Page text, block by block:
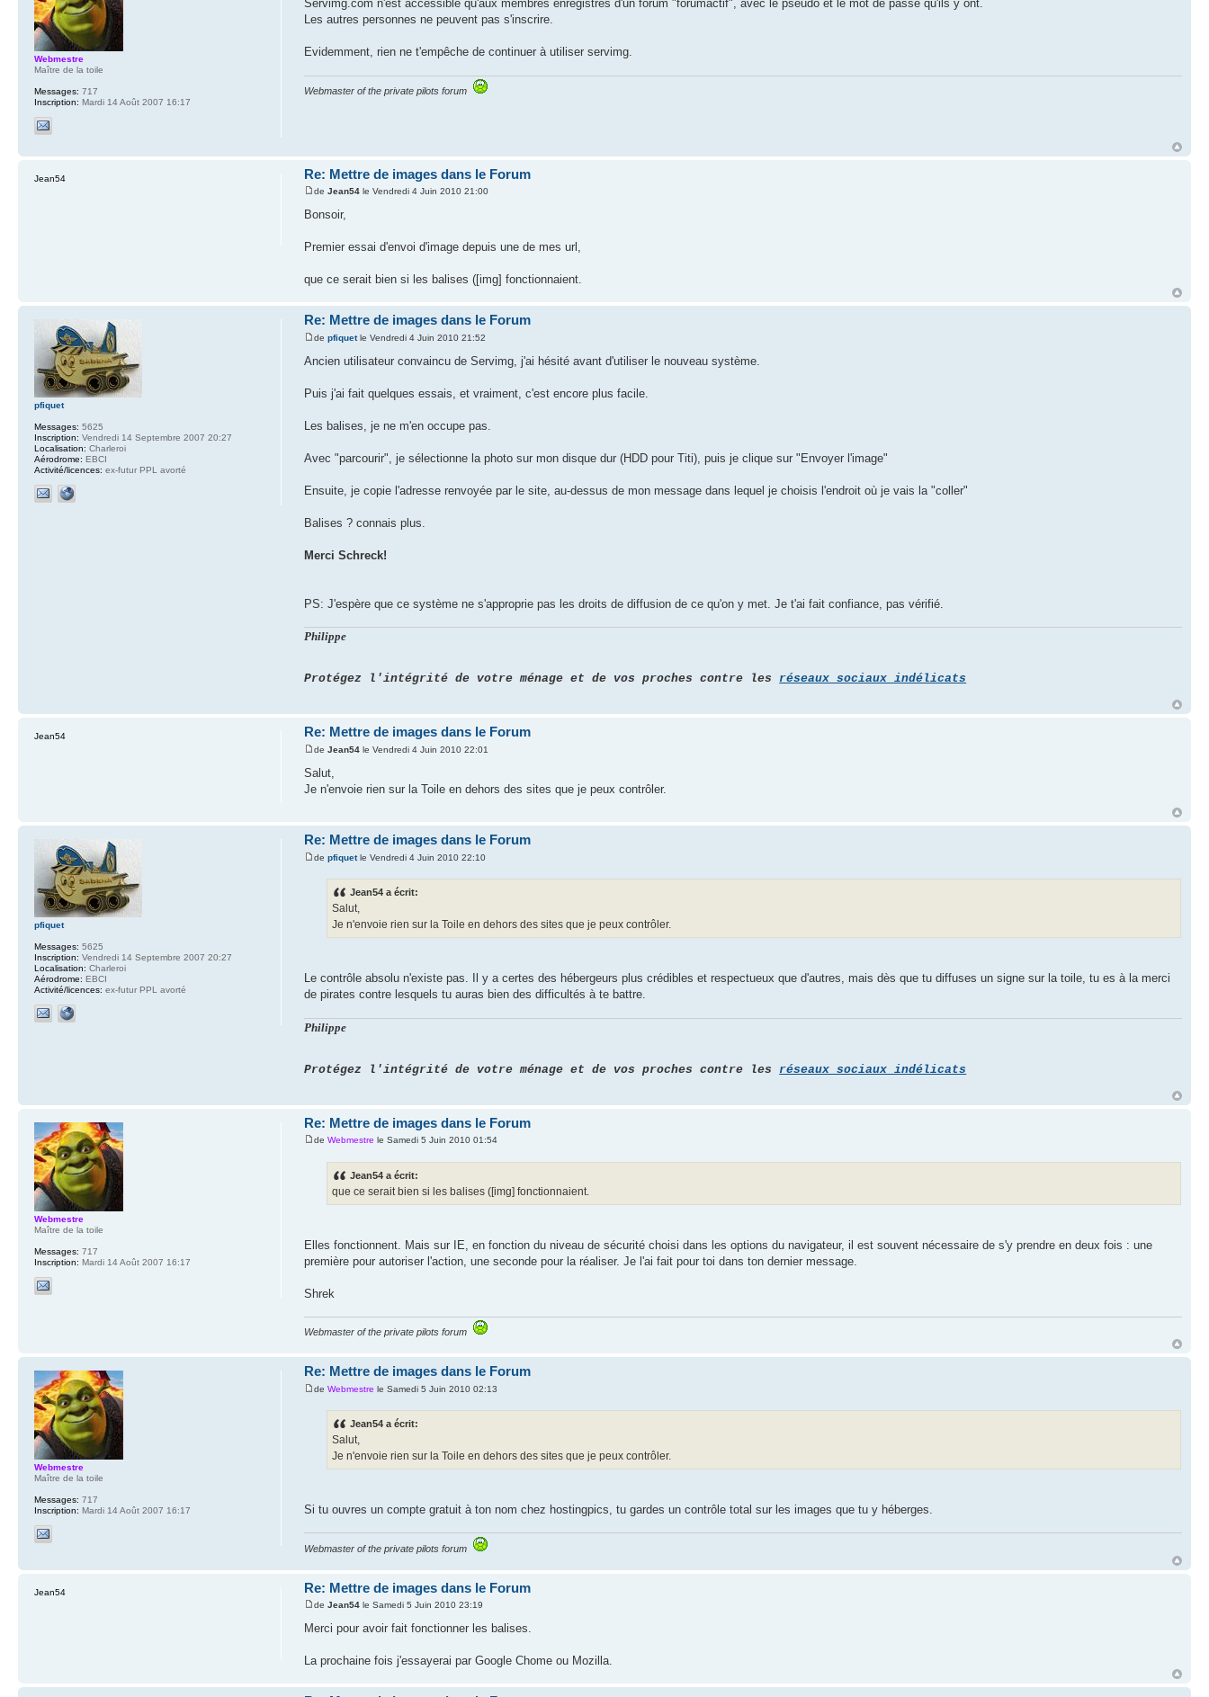
Servimg.com n'est accessible qu'aux membres enregistrés d'un forum "forumactif", avec le pseudo et le mot de passe qu'ils y ont.
Les autres personnes ne peuvent pas s'inscrire.
Evidemment, rien ne t'empêche de continuer à utiliser servimg.
Webmaster of the private pilots forum
Webmestre
Maître de la toile
Messages: 717
Inscription: Mardi 14 Août 2007 16:17
Re: Mettre de images dans le Forum
deJean54 le Vendredi 4 Juin 2010 21:00
Bonsoir,
Premier essai d'envoi d'image depuis une de mes url,
que ce serait bien si les balises ([img] fonctionnaient.
Jean54
Re: Mettre de images dans le Forum
depfiquetle Vendredi 4 Juin 2010 21:52
Ancien utilisateur convaincu de Servimg, j'ai hésité avant d'utiliser le nouveau système.
Puis j'ai fait quelques essais, et vraiment, c'est encore plus facile.
Les balises, je ne m'en occupe pas.
Avec "parcourir", je sélectionne la photo sur mon disque dur (HDD pour Titi), puis je clique sur "Envoyer l'image"
Ensuite, je copie l'adresse renvoyée par le site, au-dessus de mon message dans lequel je choisis l'endroit où je vais la "coller"
Balises ? connais plus.
Merci Schreck!
PS: J'espère que ce système ne s'approprie pas les droits de diffusion de ce qu'on y met. Je t'ai fait confiance, pas vérifié.
Philippe
Protégez l'intégrité de votre ménage et de vos proches contre les réseaux sociaux indélicats
pfiquet
Messages: 5625
Inscription: Vendredi 14 Septembre 2007 20:27
Localisation: Charleroi
Aérodrome: EBCI
Activité/licences: ex-futur PPL avorté
Re: Mettre de images dans le Forum
deJean54 le Vendredi 4 Juin 2010 22:01
Salut,
Je n'envoie rien sur la Toile en dehors des sites que je peux contrôler.
Jean54
Re: Mettre de images dans le Forum
depfiquetle Vendredi 4 Juin 2010 22:10
Jean54 a écrit:
Salut,
Je n'envoie rien sur la Toile en dehors des sites que je peux contrôler.
Le contrôle absolu n'existe pas. Il y a certes des hébergeurs plus crédibles et respectueux que d'autres, mais dès que tu diffuses un signe sur la toile, tu es à la merci
de pirates contre lesquels tu auras bien des difficultés à te battre.
Philippe
Protégez l'intégrité de votre ménage et de vos proches contre les réseaux sociaux indélicats
pfiquet
Messages: 5625
Inscription: Vendredi 14 Septembre 2007 20:27
Localisation: Charleroi
Aérodrome: EBCI
Activité/licences: ex-futur PPL avorté
Re: Mettre de images dans le Forum
deWebmestre le Samedi 5 Juin 2010 01:54
Jean54 a écrit:
que ce serait bien si les balises ([img] fonctionnaient.
Elles fonctionnent. Mais sur IE, en fonction du niveau de sécurité choisi dans les options du navigateur, il est souvent nécessaire de s'y prendre en deux fois : une
première pour autoriser l'action, une seconde pour la réaliser. Je l'ai fait pour toi dans ton dernier message.
Shrek
Webmaster of the private pilots forum
Webmestre
Maître de la toile
Messages: 717
Inscription: Mardi 14 Août 2007 16:17
Re: Mettre de images dans le Forum
deWebmestre le Samedi 5 Juin 2010 02:13
Jean54 a écrit:
Salut,
Je n'envoie rien sur la Toile en dehors des sites que je peux contrôler.
Si tu ouvres un compte gratuit à ton nom chez hostingpics, tu gardes un contrôle total sur les images que tu y héberges.
Webmaster of the private pilots forum
Webmestre
Maître de la toile
Messages: 717
Inscription: Mardi 14 Août 2007 16:17
Re: Mettre de images dans le Forum
deJean54 le Samedi 5 Juin 2010 23:19
Merci pour avoir fait fonctionner les balises.
La prochaine fois j'essayerai par Google Chome ou Mozilla.
Jean54